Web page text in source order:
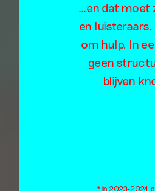
…en dat moet
en
om hulp. In
geen
blijven
*In 2023-2024